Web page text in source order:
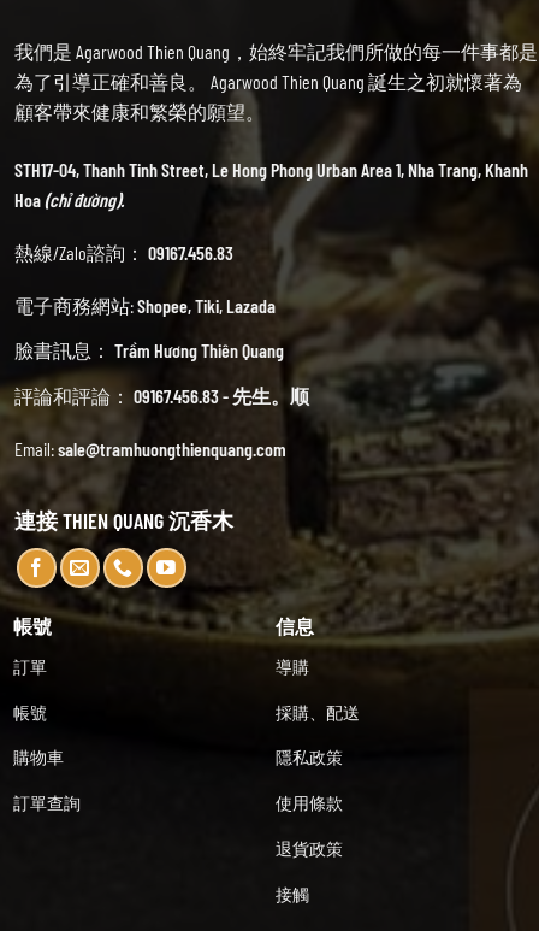
我們是 Agarwood Thien Quang，始終牢記我們所做的每一件事都是
為了引導正確和善良。 Agarwood Thien Quang 誕生之初就懷著為
顧客帶來健康和繁榮的願望。
STH17-04, Thanh Tinh Street, Le Hong Phong Urban Area 1, Nha Trang, Khanh
Hoa(chỉ đường).
熱線/Zalo諮詢： 09167.456.83
電子商務網站:Shopee,Tiki,Lazada
臉書訊息： Trầm Hương Thiên Quang
評論和評論： 09167.456.83 - 先生。顺
Email:sale@tramhuongthienquang.com
連接 THIEN QUANG 沉香木
帳號
訂單
帳號
購物車
訂單查詢
信息
導購
採購、配送
隱私政策
使用條款
退貨政策
接觸